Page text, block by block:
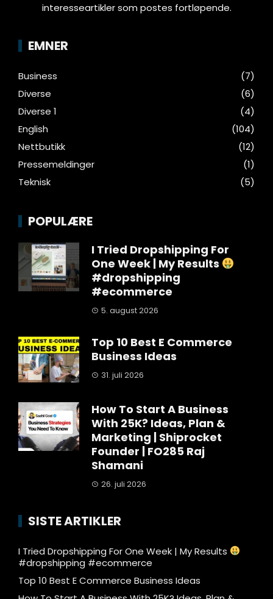
interesseartikler som postes fortløpende.
EMNER
Business
(7)
Diverse
(6)
Diverse 1
(4)
English
(104)
Nettbutikk
(12)
Pressemeldinger
(1)
Teknisk
(5)
POPULÆRE
I Tried Dropshipping For
One Week | My Results
#dropshipping
#ecommerce
5. august 2026
Top 10 Best E Commerce
Business Ideas
31. juli 2026
How To Start A Business
With 25K? Ideas, Plan &
Marketing | Shiprocket
Founder | FO285 Raj
Shamani
26. juli 2026
SISTE ARTIKLER
I Tried Dropshipping For One Week | My Results
#dropshipping #ecommerce
Top 10 Best E Commerce Business Ideas